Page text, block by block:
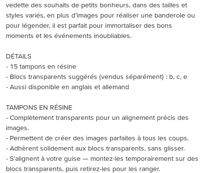
vedette des souhaits de petits bonheurs, dans des tailles et
styles variés, en plus d’images pour réaliser une banderole ou
pour légender, il est parfait pour immortaliser des bons
moments et les événements inoubliables.
DÉTAILS
- 15 tampons en résine
- Blocs transparents suggérés (vendus séparément) : b, c, e
- Aussi disponible en anglais et allemand
TAMPONS EN RÉSINE
- Complètement transparents pour un alignement précis des
images.
- Permettent de créer des images parfaites à tous les coups.
- Adhèrent solidement aux blocs transparents, sans glisser.
- S’alignent à votre guise — montez-les temporairement sur des
blocs transparents, puis retirez-les pour les ranger.